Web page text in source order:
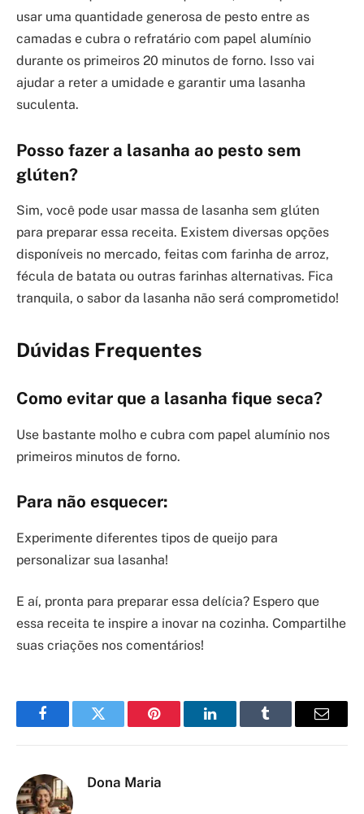
usar uma quantidade generosa de pesto entre as
camadas e cubra o refratário com papel alumínio
durante os primeiros 20 minutos de forno. Isso vai
ajudar a reter a umidade e garantir uma lasanha
suculenta.
Posso fazer a lasanha ao pesto sem
glúten?
Sim, você pode usar massa de lasanha sem glúten
para preparar essa receita. Existem diversas opções
disponíveis no mercado, feitas com farinha de arroz,
fécula de batata ou outras farinhas alternativas. Fica
tranquila, o sabor da lasanha não será comprometido!
Dúvidas Frequentes
Como evitar que a lasanha fique seca?
Use bastante molho e cubra com papel alumínio nos
primeiros minutos de forno.
Para não esquecer:
Experimente diferentes tipos de queijo para
personalizar sua lasanha!
E aí, pronta para preparar essa delícia? Espero que
essa receita te inspire a inovar na cozinha. Compartilhe
suas criações nos comentários!
FacebookTwitter Pinterest LinkedInTumblr Email
Dona Maria